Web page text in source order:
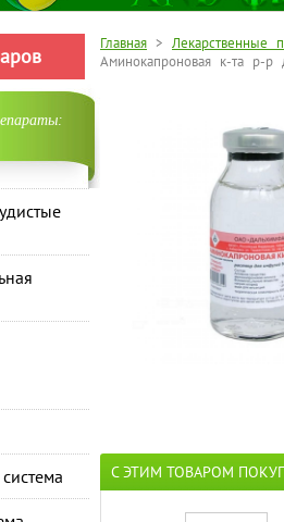
Главная > Лекарственные
Аминокапроновая к-та р-
С ЭТИМ ТОВАРОМ